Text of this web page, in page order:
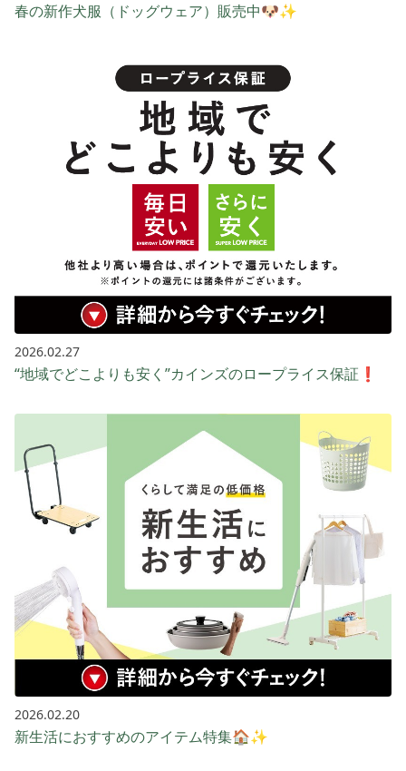
春の新作犬服（ドッグウェア）販売中🐶✨
2026.02.27
“地域でどこよりも安く”カインズのロープライス保証❗️
2026.02.20
新生活におすすめのアイテム特集🏠✨